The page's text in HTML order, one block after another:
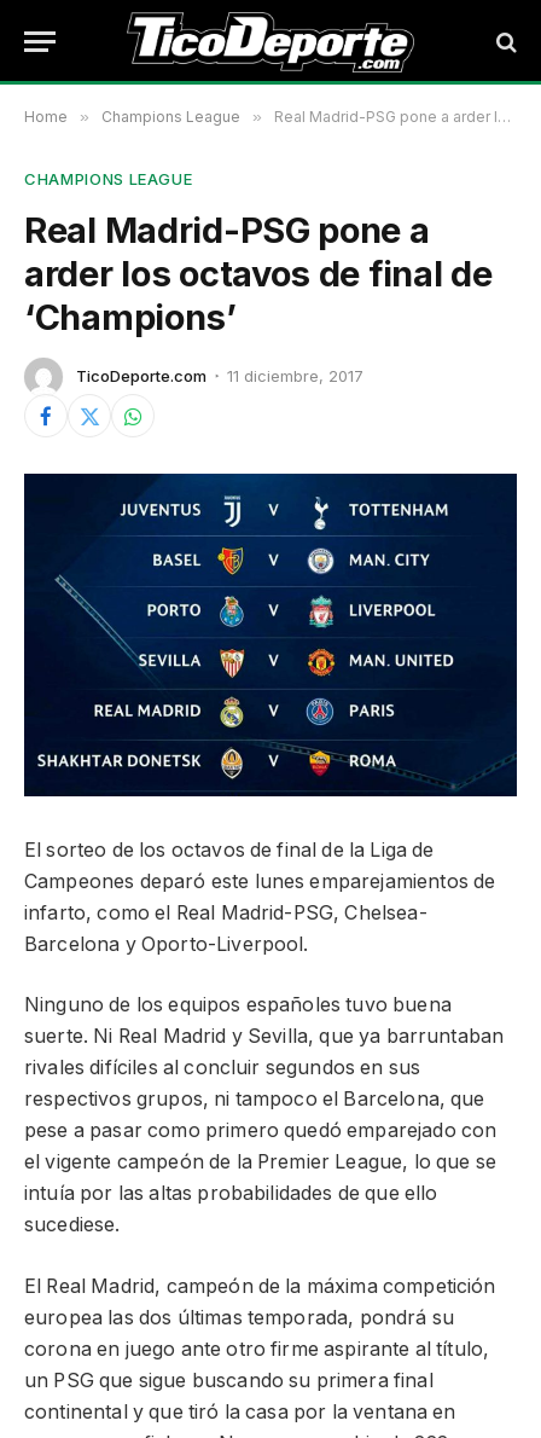
Home » Champions League » Real Madrid-PSG pone a arder los octavos de final de ‘Champions’
CHAMPIONS LEAGUE
Real Madrid-PSG pone a
arder los octavos de final de
‘Champions’
TicoDeporte.com 11 diciembre, 2017
El sorteo de los octavos de final de la Liga de
Campeones deparó este lunes emparejamientos de
infarto, como el Real Madrid-PSG, Chelsea-
Barcelona y Oporto-Liverpool.
Ninguno de los equipos españoles tuvo buena
suerte. Ni Real Madrid y Sevilla, que ya barruntaban
rivales difíciles al concluir segundos en sus
respectivos grupos, ni tampoco el Barcelona, que
pese a pasar como primero quedó emparejado con
el vigente campeón de la Premier League, lo que se
intuía por las altas probabilidades de que ello
sucediese.
El Real Madrid, campeón de la máxima competición
europea las dos últimas temporada, pondrá su
corona en juego ante otro firme aspirante al título,
un PSG que sigue buscando su primera final
continental y que tiró la casa por la ventana en